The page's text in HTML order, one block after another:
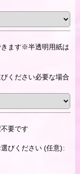
ます※半透明用紙は
ください必要な場合
要です
びください (任意):